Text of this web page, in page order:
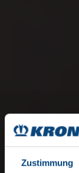
Zustimmung